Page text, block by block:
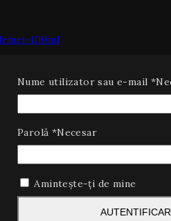
Nume utilizator sau e-mail *
Parolă *Necesar
Amintește-ți de mine